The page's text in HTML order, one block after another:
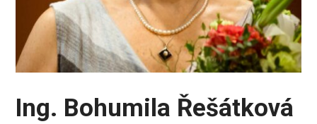
Ing. Bohumila Řešátková